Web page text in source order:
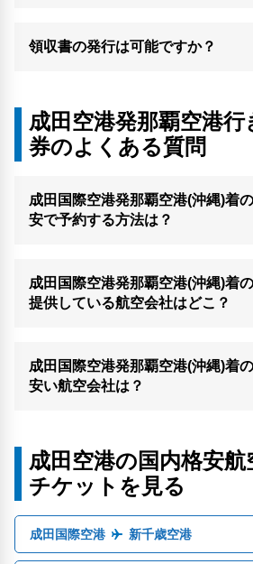
領収書の発行は可能ですか？
成田空港発那覇空港
券のよくある質問
成田国際空港発那覇空港(沖縄)着
安で予約する方法は？
成田国際空港発那覇空港(沖縄)着
提供している航空会社はどこ？
成田国際空港発那覇空港(沖縄)着
安い航空会社は？
成田空港の国内格安
チケットを見る
成田国際空港 新千歳空港